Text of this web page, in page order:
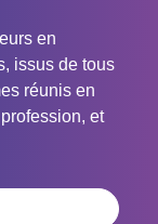
en
issus de tous
réunis en
et